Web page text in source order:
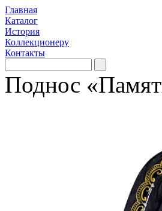
Главная
Каталог
История
Коллекционеру
Контакты
Поднос